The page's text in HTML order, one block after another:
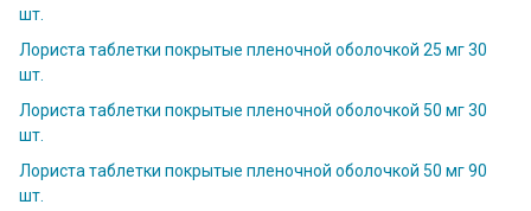
шт.
Лориста таблетки покрытые пленочной оболочкой 25 мг 30
шт.
Лориста таблетки покрытые пленочной оболочкой 50 мг 30
шт.
Лориста таблетки покрытые пленочной оболочкой 50 мг 90
шт.